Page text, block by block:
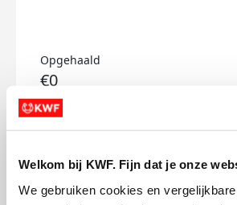
Welkom bij KWF. Fijn dat je onze
We gebruiken cookies en
Opgehaald
€0
Doneer
Ruben's